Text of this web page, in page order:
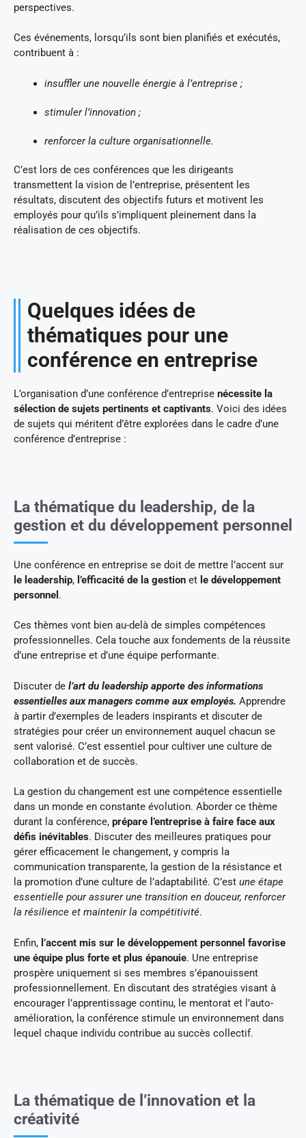
perspectives.
Ces événements, lorsqu’ils sont bien planifiés et exécutés,
contribuent à :
insuffler une nouvelle énergie à l’entreprise ;
stimuler l’innovation ;
renforcer la culture organisationnelle.
C’est lors de ces conférences que les dirigeants
transmettent la vision de l’entreprise, présentent les
résultats, discutent des objectifs futurs et motivent les
employés pour qu’ils s’impliquent pleinement dans la
réalisation de ces objectifs.
Quelques idées de
thématiques pour une
conférence en entreprise
L’organisation d’une conférence d’entreprise nécessite la
sélection de sujets pertinents et captivants. Voici des idées
de sujets qui méritent d’être explorées dans le cadre d’une
conférence d’entreprise :
La thématique du leadership, de la
gestion et du développement personnel
Une conférence en entreprise se doit de mettre l’accent sur
le leadership, l’efficacité de la gestion et le développement
personnel .
Ces thèmes vont bien au-delà de simples compétences
professionnelles. Cela touche aux fondements de la réussite
d’une entreprise et d’une équipe performante.
Discuter de l’art du leadership apporte des informations
essentielles aux managers comme aux employés. Apprendre
à partir d’exemples de leaders inspirants et discuter de
stratégies pour créer un environnement auquel chacun se
sent valorisé. C’est essentiel pour cultiver une culture de
collaboration et de succès.
La gestion du changement est une compétence essentielle
dans un monde en constante évolution. Aborder ce thème
durant la conférence, prépare l’entreprise à faire face aux
défis inévitables. Discuter des meilleures pratiques pour
gérer efficacement le changement, y compris la
communication transparente, la gestion de la résistance et
la promotion d’une culture de l’adaptabilité. C’est une étape
essentielle pour assurer une transition en douceur, renforcer
la résilience et maintenir la compétitivité.
Enfin, l’accent mis sur le développement personnel favorise
une équipe plus forte et plus épanouie. Une entreprise
prospère uniquement si ses membres s’épanouissent
professionnellement. En discutant des stratégies visant à
encourager l’apprentissage continu, le mentorat et l’auto-
amélioration, la conférence stimule un environnement dans
lequel chaque individu contribue au succès collectif.
La thématique de l’innovation et la
créativité